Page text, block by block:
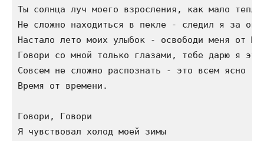
Ты солнца луч моего взросления, как мало
Не сложно находиться в пекле - следил я за
Настало лето моих улыбок - освободи меня от
Говори со мной только глазами, тебе дарю я
Совсем не сложно распознать - это всем ясно
Время от времени.
Говори, Говори
Я чувствовал холод моей зимы